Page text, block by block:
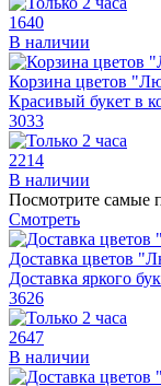
1640
В наличии
Корзина цветов
Красивый букет в
3033
2214
В наличии
Посмотрите самые
Смотреть
Доставка цветов
Доставка яркого
3626
2647
В наличии